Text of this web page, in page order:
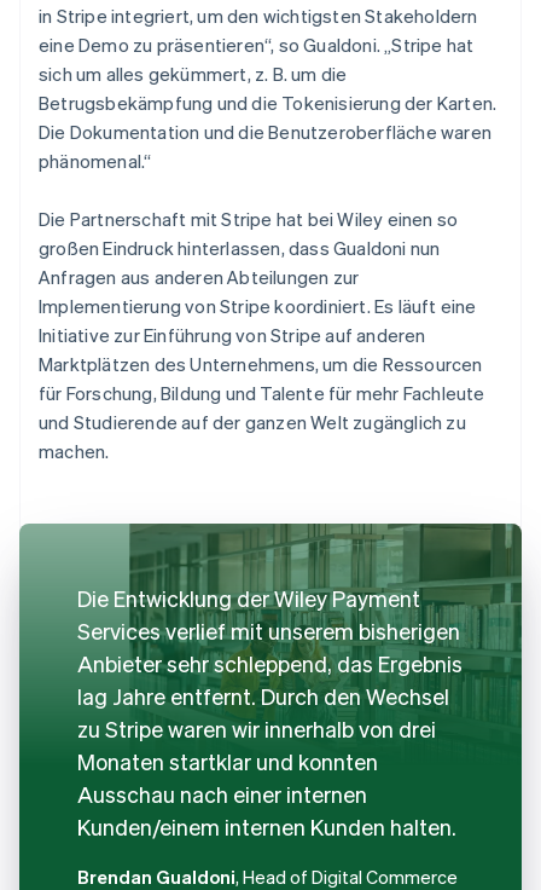
in Stripe integriert, um den wichtigsten Stakeholdern
eine Demo zu präsentieren“, so Gualdoni. „Stripe hat
sich um alles gekümmert, z. B. um die
Betrugsbekämpfung und die Tokenisierung der Karten.
Die Dokumentation und die Benutzeroberfläche waren
phänomenal.“
Die Partnerschaft mit Stripe hat bei Wiley einen so
großen Eindruck hinterlassen, dass Gualdoni nun
Anfragen aus anderen Abteilungen zur
Implementierung von Stripe koordiniert. Es läuft eine
Initiative zur Einführung von Stripe auf anderen
Marktplätzen des Unternehmens, um die Ressourcen
für Forschung, Bildung und Talente für mehr Fachleute
und Studierende auf der ganzen Welt zugänglich zu
machen.
Die Entwicklung der Wiley Payment
Services verlief mit unserem bisherigen
Anbieter sehr schleppend, das Ergebnis
lag Jahre entfernt. Durch den Wechsel
zu Stripe waren wir innerhalb von drei
Monaten startklar und konnten
Ausschau nach einer internen
Kunden/einem internen Kunden halten.
Brendan Gualdoni, Head of Digital Commerce